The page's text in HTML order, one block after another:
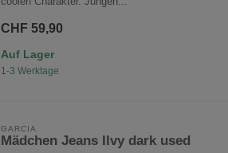
CHF 59,90
Auf Lager
1-3 Werktage
GARCIA
Mädchen Jeans Ilvy dark used